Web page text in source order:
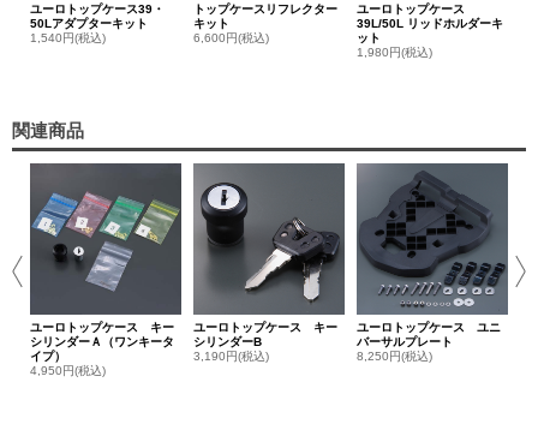
ユーロトップケース39・
50Lアダプターキット
1,540円(税込)
トップケースリフレクター
キット
6,600円(税込)
ユーロトップケース
39L/50L リッドホルダーキ
ット
1,980円(税込)
関連商品
ユーロトップケース キー
シリンダーＡ（ワンキータ
イプ）
4,950円(税込)
ユーロトップケース キー
シリンダーB
3,190円(税込)
ユーロトップケース ユニ
バーサルプレート
8,250円(税込)